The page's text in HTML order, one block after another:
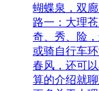
蝴蝶泉，双
路一：大理
奇、秀、险
或骑自行车
春风，还可
算的介绍就